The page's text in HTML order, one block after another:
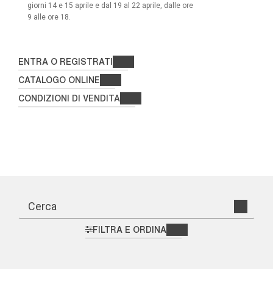
giorni 14 e 15 aprile e dal 19 al 22 aprile, dalle ore
9 alle ore 18.
ENTRA O REGISTRATI
CATALOGO ONLINE
CONDIZIONI DI VENDITA
FILTRA E ORDINA